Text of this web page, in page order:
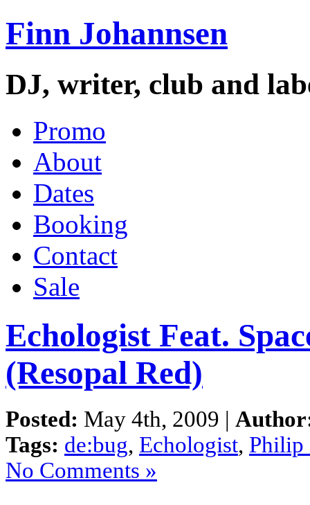
Finn Johannsen
DJ, writer, club and
Promo
About
Dates
Booking
Contact
Sale
Echologist Feat.
(Resopal Red)
Posted: May 4th, 2009 |
Tags: de:bug, Echologist, Philip
No Comments »